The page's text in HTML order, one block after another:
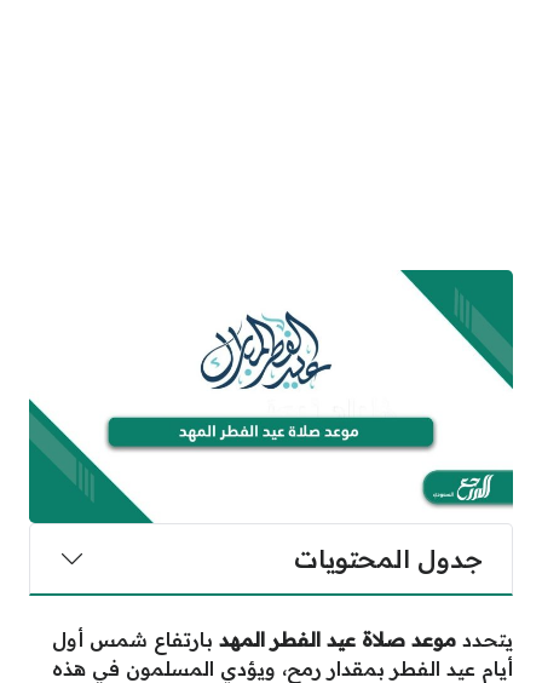
جدول المحتويات
يتحدد موعد صلاة عيد الفطر المهد بارتفاع شمس أول
أيام عيد الفطر بمقدار رمح، ويؤدي المسلمون في هذه